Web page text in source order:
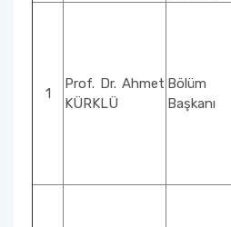
1
Prof. Dr. Ahmet
KÜRKLÜ
Bölüm
Başkanı